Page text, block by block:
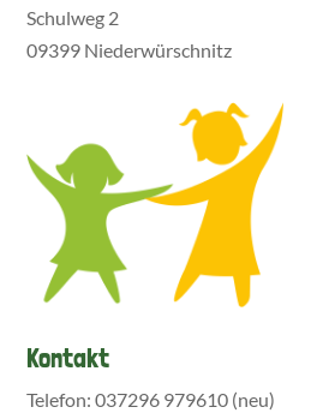
Schulweg 2
09399 Niederwürschnitz
Kontakt
Telefon: 037296 979610 (neu)